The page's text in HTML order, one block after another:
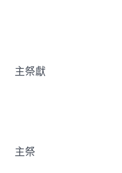
主祭獻
主祭